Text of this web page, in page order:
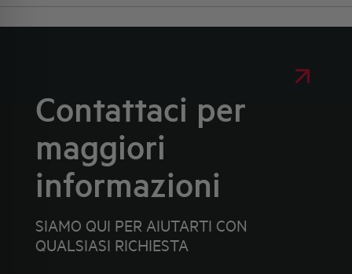
Contattaci per
maggiori
informazioni
SIAMO QUI PER AIUTARTI CON
QUALSIASI RICHIESTA